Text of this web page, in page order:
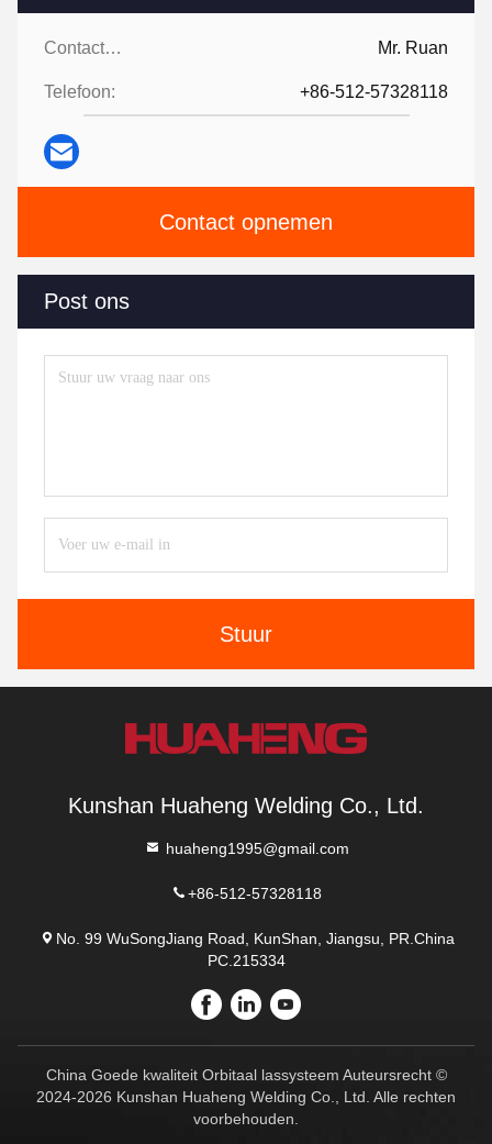
Contactpersonen: Mr. Ruan
Telefoon: +86-512-57328118
Contact opnemen
Post ons
Stuur
Kunshan Huaheng Welding Co., Ltd.
huaheng1995@gmail.com
+86-512-57328118
No. 99 WuSongJiang Road, KunShan, Jiangsu, PR.China
PC.215334
China Goede kwaliteit Orbitaal lassysteem Auteursrecht ©
2024-2026 Kunshan Huaheng Welding Co., Ltd. Alle rechten
voorbehouden.